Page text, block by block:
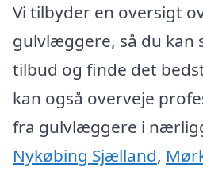
Vi tilbyder en oversigt
gulvlæggere, så du kan
tilbud og finde det
kan også overveje
fra gulvlæggere i
Nykøbing Sjælland,